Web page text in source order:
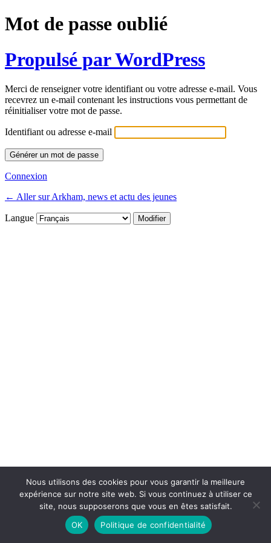
Mot de passe oublié
Propulsé par WordPress
Merci de renseigner votre identifiant ou votre adresse e-mail. Vous
recevrez un e-mail contenant les instructions vous permettant de
réinitialiser votre mot de passe.
Identifiant ou adresse e-mail
Connexion
← Aller sur Arkham, news et actu des jeunes
Langue
Nous utilisons des cookies pour vous garantir la meilleure
expérience sur notre site web. Si vous continuez à utiliser ce
site, nous supposerons que vous en êtes satisfait.
OK
Politique de confidentialité